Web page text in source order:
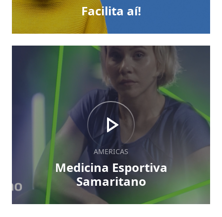
Facilita aí!
AMERICAS
Medicina Esportiva
Samaritano